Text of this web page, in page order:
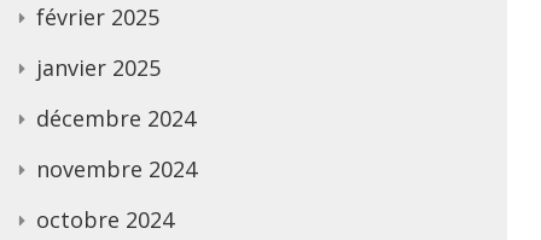
février 2025
janvier 2025
décembre 2024
novembre 2024
octobre 2024